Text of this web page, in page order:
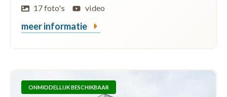
17 foto's
video
meer informatie
ONMIDDELLIJK BESCHIKBAAR